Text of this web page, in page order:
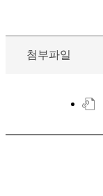
첨부파일